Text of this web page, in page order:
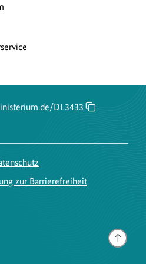
des
DL3433
zur Barrierefreiheit
Gehe
nach